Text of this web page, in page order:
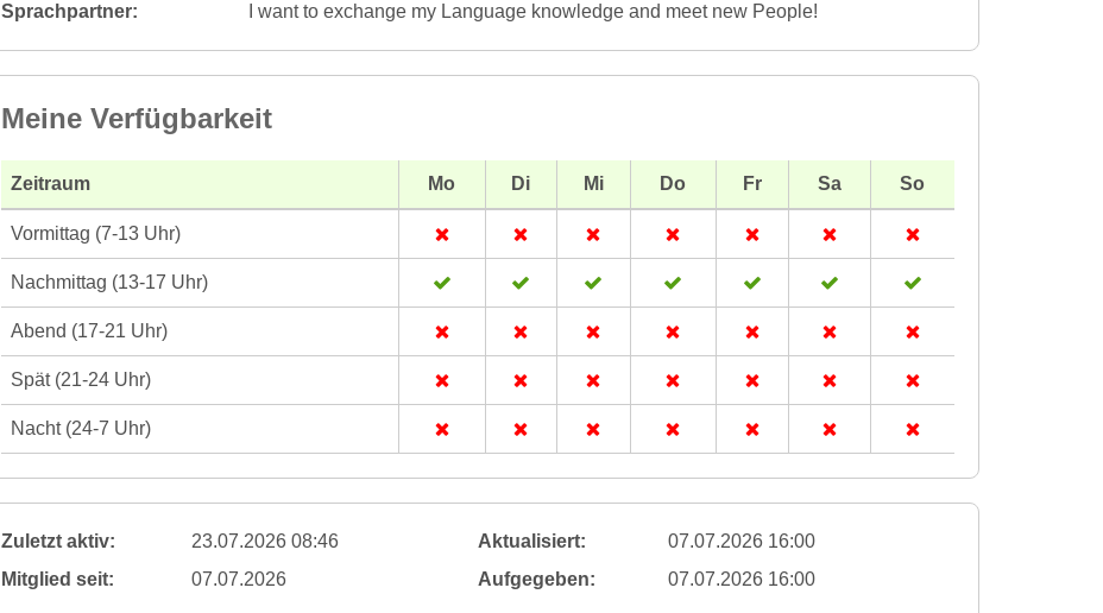
Sprachpartner:
I want to exchange my Language knowledge and meet new People!
Meine Verfügbarkeit
Zeitraum Mo Di Mi Do Fr Sa So
Vormittag (7-13 Uhr)
Nachmittag (13-17 Uhr)
Abend (17-21 Uhr)
Spät (21-24 Uhr)
Nacht (24-7 Uhr)
Zuletzt aktiv: 23.07.2026 08:46 Aktualisiert:
07.07.2026 16:00
Mitglied seit:
07.07.2026 Aufgegeben: 07.07.2026 16:00